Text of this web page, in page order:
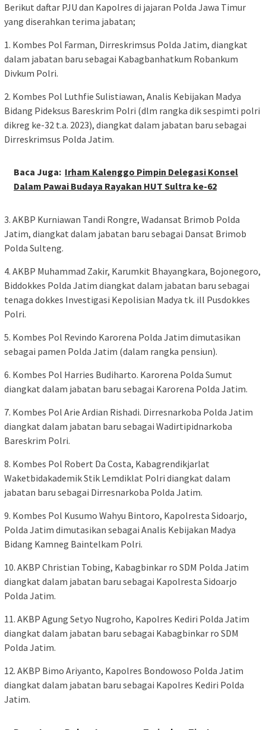
Berikut daftar PJU dan Kapolres di jajaran Polda Jawa Timur
yang diserahkan terima jabatan;
1. Kombes Pol Farman, Dirreskrimsus Polda Jatim, diangkat
dalam jabatan baru sebagai Kabagbanhatkum Robankum
Divkum Polri.
2. Kombes Pol Luthfie Sulistiawan, Analis Kebijakan Madya
Bidang Pideksus Bareskrim Polri (dlm rangka dik sespimti polri
dikreg ke-32 t.a. 2023), diangkat dalam jabatan baru sebagai
Dirreskrimsus Polda Jatim.
Baca Juga: Irham Kalenggo Pimpin Delegasi Konsel
Dalam Pawai Budaya Rayakan HUT Sultra ke-62
3. AKBP Kurniawan Tandi Rongre, Wadansat Brimob Polda
Jatim, diangkat dalam jabatan baru sebagai Dansat Brimob
Polda Sulteng.
4. AKBP Muhammad Zakir, Karumkit Bhayangkara, Bojonegoro,
Biddokkes Polda Jatim diangkat dalam jabatan baru sebagai
tenaga dokkes Investigasi Kepolisian Madya tk. ill Pusdokkes
Polri.
5. Kombes Pol Revindo Karorena Polda Jatim dimutasikan
sebagai pamen Polda Jatim (dalam rangka pensiun).
6. Kombes Pol Harries Budiharto. Karorena Polda Sumut
diangkat dalam jabatan baru sebagai Karorena Polda Jatim.
7. Kombes Pol Arie Ardian Rishadi. Dirresnarkoba Polda Jatim
diangkat dalam jabatan baru sebagai Wadirtipidnarkoba
Bareskrim Polri.
8. Kombes Pol Robert Da Costa, Kabagrendikjarlat
Waketbidakademik Stik Lemdiklat Polri diangkat dalam
jabatan baru sebagai Dirresnarkoba Polda Jatim.
9. Kombes Pol Kusumo Wahyu Bintoro, Kapolresta Sidoarjo,
Polda Jatim dimutasikan sebagai Analis Kebijakan Madya
Bidang Kamneg Baintelkam Polri.
10. AKBP Christian Tobing, Kabagbinkar ro SDM Polda Jatim
diangkat dalam jabatan baru sebagai Kapolresta Sidoarjo
Polda Jatim.
11. AKBP Agung Setyo Nugroho, Kapolres Kediri Polda Jatim
diangkat dalam jabatan baru sebagai Kabagbinkar ro SDM
Polda Jatim.
12. AKBP Bimo Ariyanto, Kapolres Bondowoso Polda Jatim
diangkat dalam jabatan baru sebagai Kapolres Kediri Polda
Jatim.